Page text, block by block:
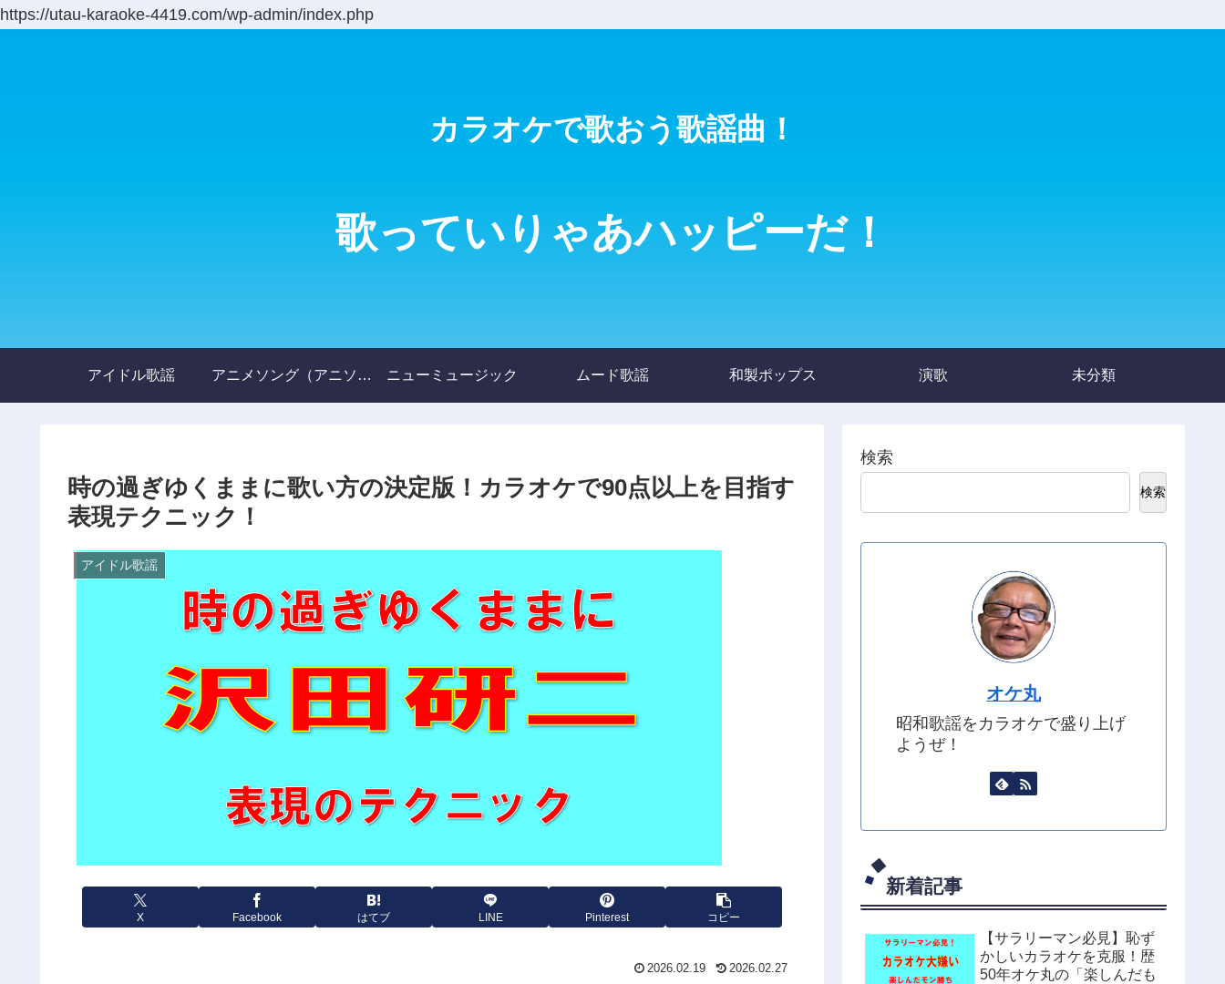
https://utau-karaoke-4419.com/wp-admin/index.php
カラオケで歌おう歌謡曲！
歌っていりゃあハッピーだ！
アイドル歌謡 アニメソング（アニソン） ニューミュージック ムード歌謡 和製ポップス 演歌 未分類
時の過ぎゆくままに歌い方の決定版！カラオケで90点以上を目指す
表現テクニック！
アイドル歌謡
X Facebook はてブ LINE Pinterest コピー
2026.02.19 2026.02.27
検索
検索
オケ丸
昭和歌謡をカラオケで盛り上げ
ようぜ！
新着記事
【サラリーマン必見】恥ず
かしいカラオケを克服！歴
50年オケ丸の「楽しんだも